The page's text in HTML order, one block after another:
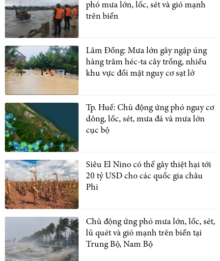
phó mưa lớn, lốc, sét và gió mạnh
trên biển
Lâm Đồng: Mưa lớn gây ngập úng
hàng trăm héc-ta cây trồng, nhiều
khu vực đối mặt nguy cơ sạt lở
Tp. Huế: Chủ động ứng phó nguy cơ
dông, lốc, sét, mưa đá và mưa lớn
cục bộ
Siêu El Nino có thể gây thiệt hại tới
20 tỷ USD cho các quốc gia châu
Phi
Chủ động ứng phó mưa lớn, lốc, sét,
lũ quét và gió mạnh trên biển tại
Trung Bộ, Nam Bộ